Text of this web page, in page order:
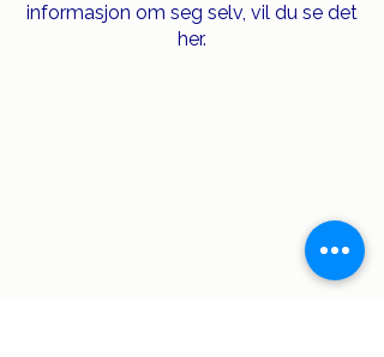
informasjon om seg selv, vil du se det
her.